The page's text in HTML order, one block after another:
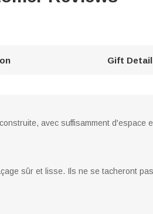
Gift
avec suffisamment d'espace
sûr et lisse. Ils ne se tacheront